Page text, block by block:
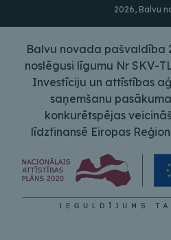
2026, Balvu
Balvu novada pašvaldība
noslēgusi līgumu Nr SKV-
Investīciju un attīstības
saņemšanu
konkurētspējas
līdzfinansē Eiropas